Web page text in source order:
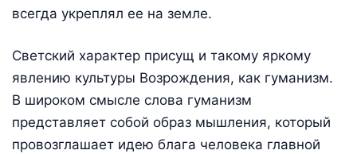
всегда укреплял ее на земле.
Светский характер присущ и такому яркому
явлению культуры Возрождения, как гуманизм.
В широком смысле слова гуманизм
представляет собой образ мышления, который
провозглашает идею блага человека главной